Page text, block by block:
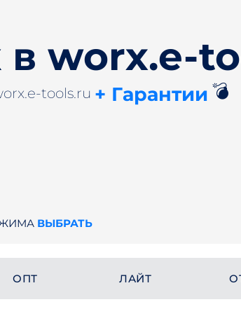
worx.e-
tools.ru + Гарантии 💣
ВЫБРАТЬ
ОПТ ЛАЙТ